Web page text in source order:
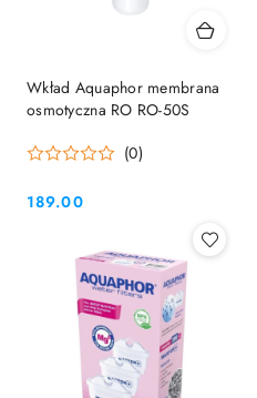
Wkład Aquaphor membrana
osmotyczna RO RO-50S
(0)
Cena:
189.00